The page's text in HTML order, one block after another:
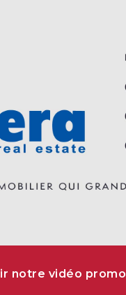
notre vidéo promo